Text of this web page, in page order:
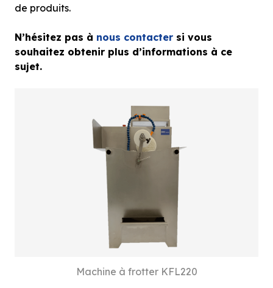
de produits.
N’hésitez pas à nous contacter si vous
souhaitez obtenir plus d’informations à ce
sujet.
Machine à frotter KFL220